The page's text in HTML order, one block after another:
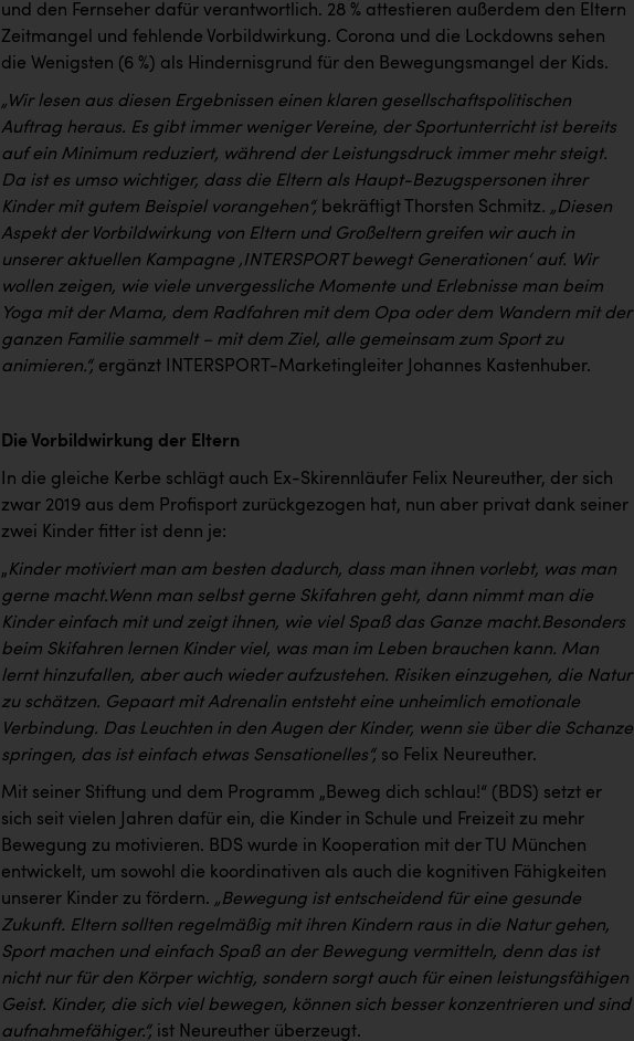
und den Fernseher dafür verantwortlich. 28 % attestieren außerdem den Eltern
Zeitmangel und fehlende Vorbildwirkung. Corona und die Lockdowns sehen
die Wenigsten (6 %) als Hindernisgrund für den Bewegungsmangel der Kids.
„Wir lesen aus diesen Ergebnissen einen klaren gesellschaftspolitischen
Auftrag heraus. Es gibt immer weniger Vereine, der Sportunterricht ist bereits
auf ein Minimum reduziert, während der Leistungsdruck immer mehr steigt.
Da ist es umso wichtiger, dass die Eltern als Haupt-Bezugspersonen ihrer
Kinder mit gutem Beispiel vorangehen“, bekräftigt Thorsten Schmitz. „Diesen
Aspekt der Vorbildwirkung von Eltern und Großeltern greifen wir auch in
unserer aktuellen Kampagne ‚INTERSPORT bewegt Generationen‘ auf. Wir
wollen zeigen, wie viele unvergessliche Momente und Erlebnisse man beim
Yoga mit der Mama, dem Radfahren mit dem Opa oder dem Wandern mit der
ganzen Familie sammelt – mit dem Ziel, alle gemeinsam zum Sport zu
animieren.“, ergänzt INTERSPORT-Marketingleiter Johannes Kastenhuber.
Die Vorbildwirkung der Eltern
In die gleiche Kerbe schlägt auch Ex-Skirennläufer Felix Neureuther, der sich
zwar 2019 aus dem Profisport zurückgezogen hat, nun aber privat dank seiner
zwei Kinder fitter ist denn je:
„Kinder motiviert man am besten dadurch, dass man ihnen vorlebt, was man
gerne macht.Wenn man selbst gerne Skifahren geht, dann nimmt man die
Kinder einfach mit und zeigt ihnen, wie viel Spaß das Ganze macht.Besonders
beim Skifahren lernen Kinder viel, was man im Leben brauchen kann. Man
lernt hinzufallen, aber auch wieder aufzustehen. Risiken einzugehen, die Natur
zu schätzen. Gepaart mit Adrenalin entsteht eine unheimlich emotionale
Verbindung. Das Leuchten in den Augen der Kinder, wenn sie über die Schanze
springen, das ist einfach etwas Sensationelles“, so Felix Neureuther.
Mit seiner Stiftung und dem Programm „Beweg dich schlau!“ (BDS) setzt er
sich seit vielen Jahren dafür ein, die Kinder in Schule und Freizeit zu mehr
Bewegung zu motivieren. BDS wurde in Kooperation mit der TU München
entwickelt, um sowohl die koordinativen als auch die kognitiven Fähigkeiten
unserer Kinder zu fördern. „Bewegung ist entscheidend für eine gesunde
Zukunft. Eltern sollten regelmäßig mit ihren Kindern raus in die Natur gehen,
Sport machen und einfach Spaß an der Bewegung vermitteln, denn das ist
nicht nur für den Körper wichtig, sondern sorgt auch für einen leistungsfähigen
Geist. Kinder, die sich viel bewegen, können sich besser konzentrieren und sind
aufnahmefähiger.“, ist Neureuther überzeugt.